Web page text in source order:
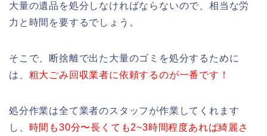
大量の遺品を処分しなければならないので、相当な労
力と時間を要するでしょう。
そこで、断捨離で出た大量のゴミを処分するために
は、 粗大ごみ回収業者に依頼するのが一番です！
処分作業は全て業者のスタッフが作業してくれます
し、 時間も30分〜長くても2~3時間程度あれば綺麗さ